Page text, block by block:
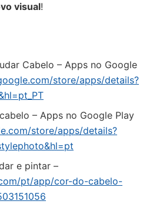
visual!
Cabelo – Apps no Google
store/apps/details?
– Apps no Google Play
store/apps/details?
e pintar –
pt/app/cor-do-cabelo-